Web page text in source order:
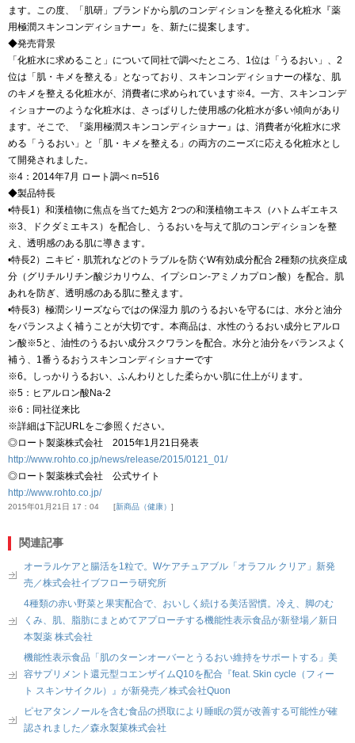
ます。この度、「肌研」ブランドから肌のコンディションを整える化粧水『薬
用極潤スキンコンディショナー』を、新たに提案します。
◆発売背景
「化粧水に求めること」について同社で調べたところ、1位は「うるおい」、2
位は「肌・キメを整える」となっており、スキンコンディショナーの様な、肌
のキメを整える化粧水が、消費者に求められています※4。一方、スキンコンデ
ィショナーのような化粧水は、さっぱりした使用感の化粧水が多い傾向があり
ます。そこで、『薬用極潤スキンコンディショナー』は、消費者が化粧水に求
める「うるおい」と「肌・キメを整える」の両方のニーズに応える化粧水とし
て開発されました。
※4：2014年7月 ロート調べ n=516
◆製品特長
•特長1）和漢植物に焦点を当てた処方 2つの和漢植物エキス（ハトムギエキス
※3、ドクダミエキス）を配合し、うるおいを与えて肌のコンディションを整
え、透明感のある肌に導きます。
•特長2）ニキビ・肌荒れなどのトラブルを防ぐW有効成分配合 2種類の抗炎症成
分（グリチルリチン酸ジカリウム、イプシロン-アミノカプロン酸）を配合。肌
あれを防ぎ、透明感のある肌に整えます。
•特長3）極潤シリーズならではの保湿力 肌のうるおいを守るには、水分と油分
をバランスよく補うことが大切です。本商品は、水性のうるおい成分ヒアルロ
ン酸※5と、油性のうるおい成分スクワランを配合。水分と油分をバランスよく
補う、1番うるおうスキンコンディショナーです
※6。しっかりうるおい、ふんわりとした柔らかい肌に仕上がります。
※5：ヒアルロン酸Na-2
※6：同社従来比
※詳細は下記URLをご参照ください。
◎ロート製薬株式会社 2015年1月21日発表
http://www.rohto.co.jp/news/release/2015/0121_01/
◎ロート製薬株式会社 公式サイト
http://www.rohto.co.jp/
2015年01月21日 17：04 新商品（健康）
関連記事
オーラルケアと腸活を1粒で。Wケアチュアブル「オラフル クリア」新発
売／株式会社イブフローラ研究所
4種類の赤い野菜と果実配合で、おいしく続ける美活習慣。冷え、脚のむ
くみ、肌、脂肪にまとめてアプローチする機能性表示食品が新登場／新日
本製薬 株式会社
機能性表示食品「肌のターンオーバーとうるおい維持をサポートする」美
容サプリメント還元型コエンザイムQ10を配合『feat. Skin cycle（フィー
ト スキンサイクル）』が新発売／株式会社Quon
ピセアタンノールを含む食品の摂取により睡眠の質が改善する可能性が確
認されました／森永製菓株式会社